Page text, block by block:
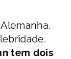
tem dois